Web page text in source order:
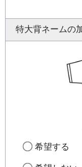
特大背ネームの
希望する